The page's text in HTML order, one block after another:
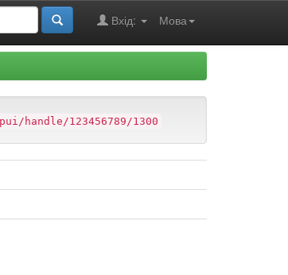
Мова
Вхід:
handle/123456789/1300